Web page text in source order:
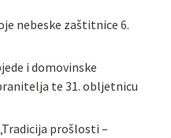
nebeske zaštitnice 6.
i domovinske
te 31. obljetnicu
prošlosti –